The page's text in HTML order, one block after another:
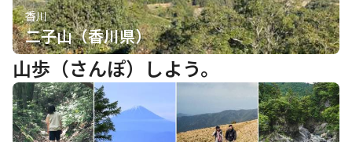
香川
二子山（香川県）
山歩（さんぽ）しよう。